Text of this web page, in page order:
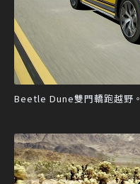
Beetle Dune雙門轎跑越野。